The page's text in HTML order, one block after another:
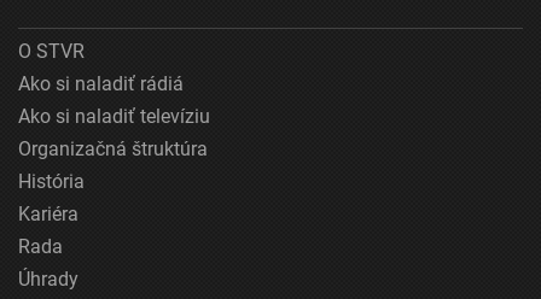
O STVR
Ako si naladiť rádiá
Ako si naladiť televíziu
Organizačná štruktúra
História
Kariéra
Rada
Úhrady